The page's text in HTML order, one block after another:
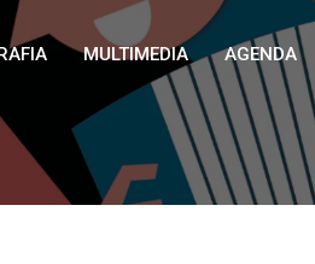
MULTIMEDIA AGENDA